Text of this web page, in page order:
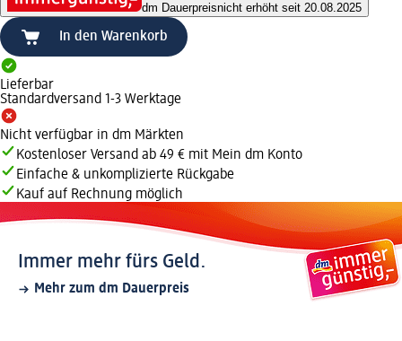
dm Dauerpreisnicht erhöht seit 20.08.2025
In den Warenkorb
Lieferbar
Standardversand 1-3 Werktage
Nicht verfügbar in dm Märkten
Kostenloser Versand ab 49 € mit Mein dm Konto
Einfache & unkomplizierte Rückgabe
Kauf auf Rechnung möglich
Immer mehr fürs Geld.
Mehr zum dm Dauerpreis